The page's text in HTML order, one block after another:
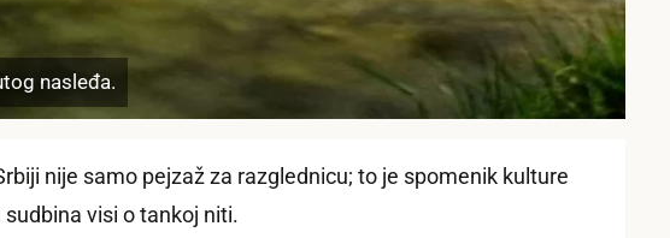
nasleđa.
nije samo pejzaž za razglednicu; to je spomenik kulture
visi o tankoj niti.